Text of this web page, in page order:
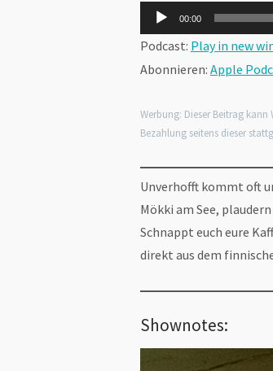
Audio-
Player
00:00
Podcast: Play in new
Abonnieren: Apple
Werbung: Dieser Beitrag
Bezahlung seitens dieser
Unverhofft kommt oft
Mökki am See,
Schnappt euch eure
direkt aus dem
Shownotes: